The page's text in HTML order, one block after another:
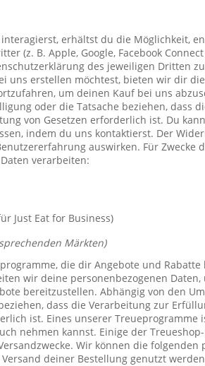
erhältst du die Möglichkeit,
(z. B. Apple, Google, Facebook
des jeweiligen Dritten
uns erstellen möchtest, bieten wir dir
um deinen Kauf bei uns
oder die Tatsache beziehen, dass
von Gesetzen erforderlich ist. Du
indem du uns kontaktierst. Der
auswirken. Für Zwecke
verarbeiten:
Just Eat for Business)
Märkten)
die dir Angebote und
wir deine personenbezogenen
bereitzustellen. Abhängig von den
dass die Verarbeitung zur
ist. Eines unserer Treueprogramme
nehmen kannst. Einige der
Wir können die
deiner Bestellung genutzt